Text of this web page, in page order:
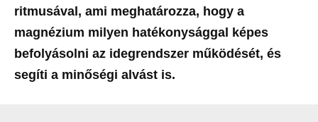
ritmusával, ami meghatározza, hogy a
magnézium milyen hatékonysággal képes
befolyásolni az idegrendszer működését, és
segíti a minőségi alvást is.